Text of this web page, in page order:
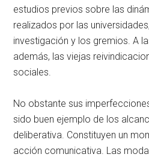
estudios previos sobre las
realizados por las
investigación y los gremios. A
además, las viejas
sociales.
No obstante sus
sido buen ejemplo de los
deliberativa. Constituyen un
acción comunicativa. Las